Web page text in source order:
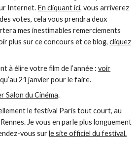
Internet. En cliquant ici, vous arriverez
votes, cela vous prendra deux
mes inestimables remerciements
plus sur ce concours et ce blog,cliquez
à élire votre film de l’année :voir
21 janvier pour le faire.
Salon du Cinéma.
le festival Paris tout court, au
Je vous en parle plus longuement
vous surle site officiel du festival.